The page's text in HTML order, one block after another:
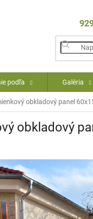
podľa Galéria
obkladový panel
obkladový